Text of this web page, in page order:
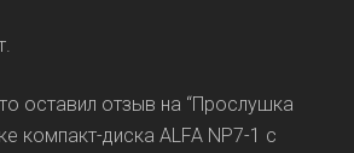
оставил отзыв на “Прослушка
компакт-диска ALFA NP7-1 с